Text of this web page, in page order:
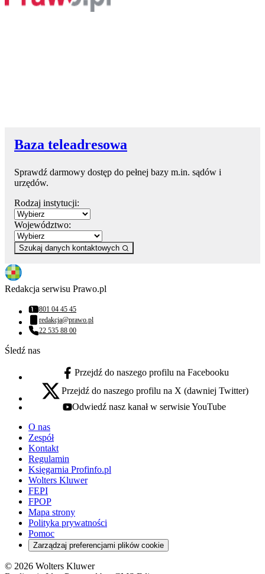
Baza teleadresowa
Sprawdź darmowy dostęp do pełnej bazy m.in. sądów i
urzędów.
Rodzaj instytucji:
Województwo:
Szukaj danych kontaktowych
Redakcja serwisu Prawo.pl
Numer telefonu:
801 04 45 45
Adres email:
redakcja@prawo.pl
Numer telefonu:
22 535 88 00
Śledź nas
facebook - otwiera się w nowej karcie
Przejdź do naszego profilu na Facebooku
x - otwiera się w nowej karcie
Przejdź do naszego profilu na X (dawniej Twitter)
youtube - otwiera się w nowej karcie
Odwiedź nasz kanał w serwisie YouTube
O nas
Zespół
Kontakt
Regulamin
Księgarnia Profinfo.pl
Wolters Kluwer
FEPI
FPOP
Mapa strony
Polityka prywatności
Pomoc
Zarządzaj preferencjami plików cookie
© 2026 Wolters Kluwer